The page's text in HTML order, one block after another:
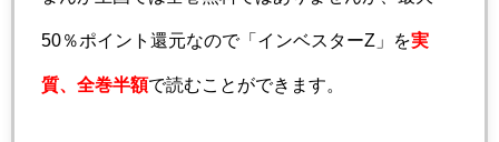
50％ポイント還元なので「インベスターZ」を実
質、全巻半額で読むことができます。